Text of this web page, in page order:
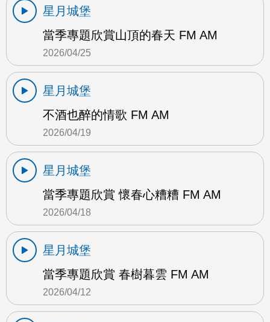
星月城堡
當季專題欣賞山頂的春天 FM AM
2026/04/25
星月城堡
不酒也醉的情歌 FM AM
2026/04/19
星月城堡
當季專題欣賞 懷春心糟糟 FM AM
2026/04/18
星月城堡
當季專題欣賞 春樹暮雲 FM AM
2026/04/12